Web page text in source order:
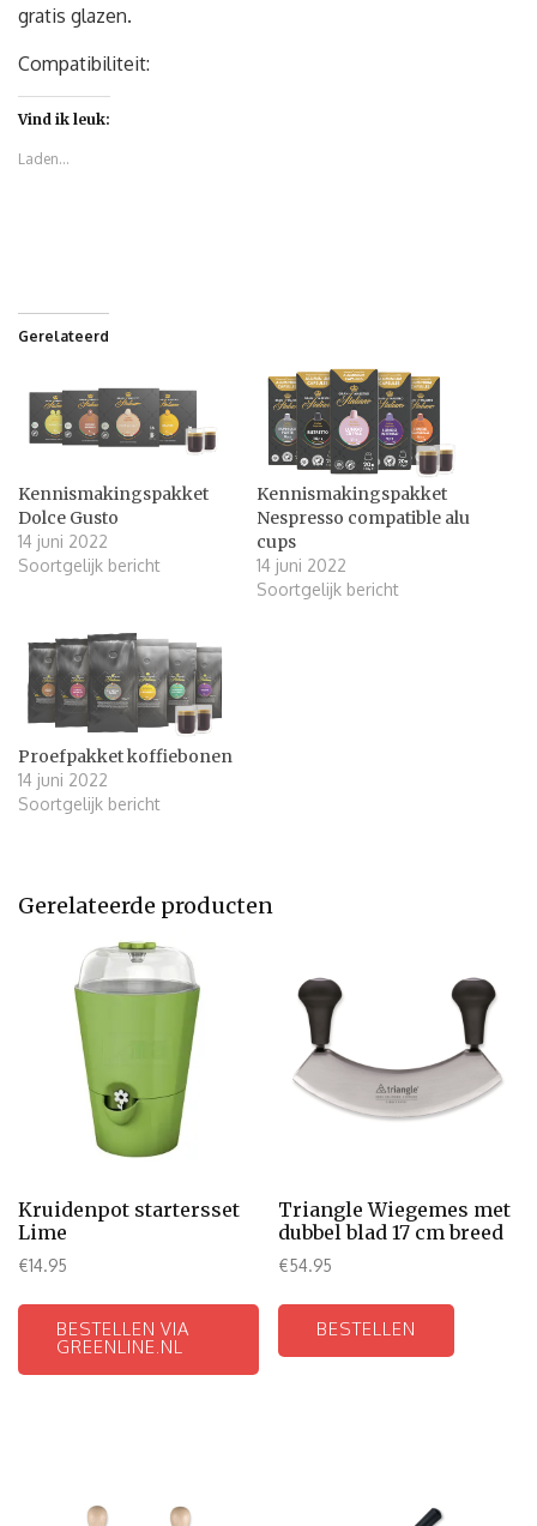
gratis glazen.
Compatibiliteit:
Vind ik leuk:
Laden...
Gerelateerd
Kennismakingspakket
Dolce Gusto
14 juni 2022
Soortgelijk bericht
Kennismakingspakket
Nespresso compatible alu
cups
14 juni 2022
Soortgelijk bericht
Proefpakket koffiebonen
14 juni 2022
Soortgelijk bericht
Gerelateerde producten
Kruidenpot startersset
Lime
€14.95
BESTELLEN VIA
GREENLINE.NL
Triangle Wiegemes met
dubbel blad 17 cm breed
€54.95
BESTELLEN